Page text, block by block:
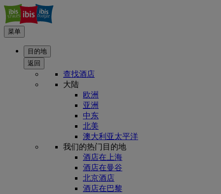
菜单
目的地
返回
查找酒店
大陆
欧洲
亚洲
中东
北美
澳大利亚太平洋
我们的热门目的地
酒店在上海
酒店在曼谷
北京酒店
酒店在巴黎